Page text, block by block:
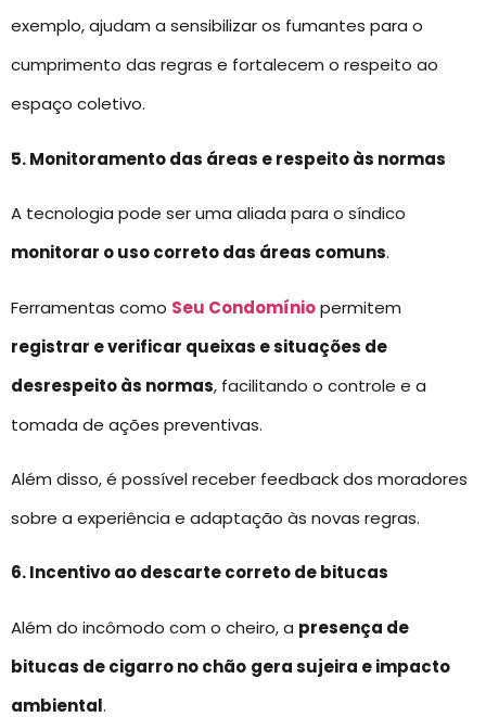
exemplo, ajudam a sensibilizar os fumantes para o
cumprimento das regras e fortalecem o respeito ao
espaço coletivo.
5. Monitoramento das áreas e respeito às normas
A tecnologia pode ser uma aliada para o síndico
monitorar o uso correto das áreas comuns.
Ferramentas como Seu Condomíniopermitem
registrar e verificar queixas e situações de
desrespeito às normas, facilitando o controle e a
tomada de ações preventivas.
Além disso, é possível receber feedback dos moradores
sobre a experiência e adaptação às novas regras.
6. Incentivo ao descarte correto de bitucas
Além do incômodo com o cheiro, a presença de
bitucas de cigarro no chão gera sujeira e impacto
ambiental.